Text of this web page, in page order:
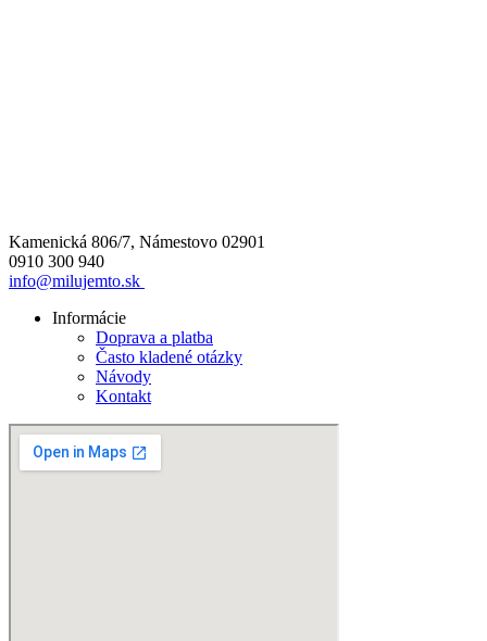
Kamenická 806/7, Námestovo 02901
0910 300 940
info@milujemto.sk
Informácie
Doprava a platba
Často kladené otázky
Návody
Kontakt